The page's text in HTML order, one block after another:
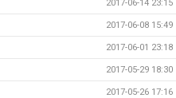
2017-06-14 23:15
2017-06-08 15:49
2017-06-01 23:18
2017-05-29 18:30
2017-05-26 17:16